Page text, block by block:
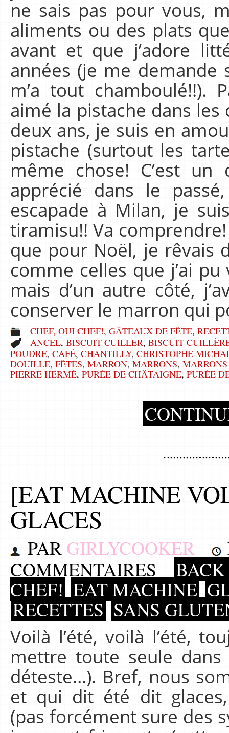
ne sais pas pour vous,
aliments ou des plats
avant et que j’adore
années (je me demande
m’a tout chamboulé!!).
aimé la pistache dans
deux ans, je suis en
pistache (surtout les
même chose! C’est
apprécié dans le
escapade à Milan, je
tiramisu!! Va
que pour Noël, je rêvais
comme celles que j’ai
mais d’un autre côté,
conserver le marron qui
CHEF, OUI CHEF!, GÂTEAUX DE FÊTE,
ANCEL, BISCUIT CUILLER, BISCUIT
POUDRE, CAFÉ, CHANTILLY, CHRISTOPHE
DOUILLE, FÊTES, MARRON, MARRONS,
PIERRE HERMÉ, PURÉE DE CHÂTAIGNE, PURÉE
[EAT MACHINE
GLACES
PAR GIRLYCOOKER
COMMENTAIRES
CHEF! EAT MACHINE
RECETTES SANS
Voilà l’été, voilà l’été,
mettre toute seule
déteste…). Bref, nous
et qui dit été dit glaces,
(pas forcément sure des